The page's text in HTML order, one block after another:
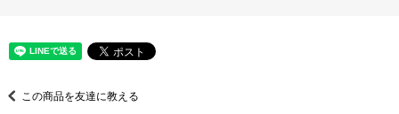
この商品を友達に教える